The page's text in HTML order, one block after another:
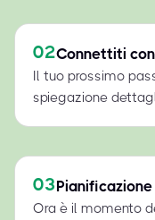
02Connettiti
Il tuo prossimo
spiegazione
03
Ora è il momento